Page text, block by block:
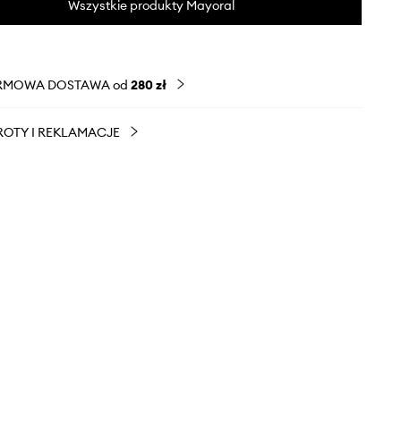
Wszystkie produkty Mayoral
DOSTAWA od 280 zł
I REKLAMACJE